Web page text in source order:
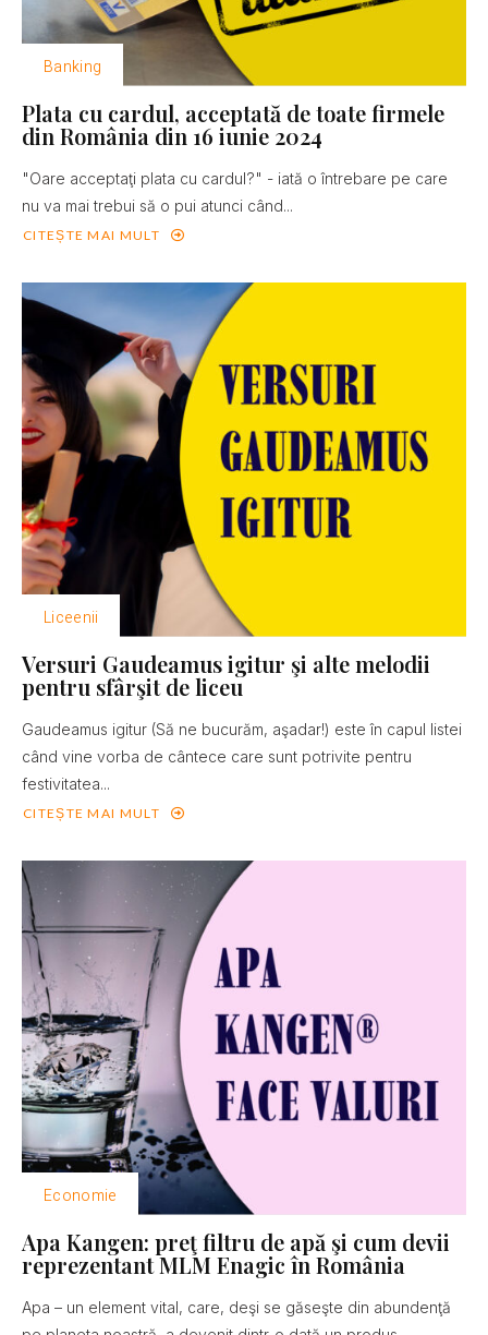
Banking
Plata cu cardul, acceptată de toate firmele
din România din 16 iunie 2024
"Oare acceptaţi plata cu cardul?" - iată o întrebare pe care
nu va mai trebui să o pui atunci când...
CITEȘTE MAI MULT
Liceenii
Versuri Gaudeamus igitur şi alte melodii
pentru sfârşit de liceu
Gaudeamus igitur (Să ne bucurăm, aşadar!) este în capul listei
când vine vorba de cântece care sunt potrivite pentru
festivitatea...
CITEȘTE MAI MULT
Economie
Apa Kangen: preţ filtru de apă şi cum devii
reprezentant MLM Enagic în România
Apa – un element vital, care, deşi se găseşte din abundenţă